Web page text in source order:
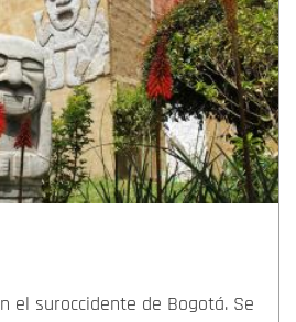
el suroccidente de Bogotá. Se